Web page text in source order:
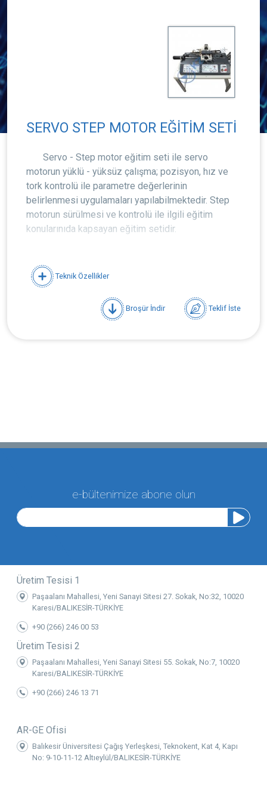
SERVO STEP MOTOR EĞİTİM SETİ
Servo - Step motor eğitim seti ile servo
motorun yüklü - yüksüz çalışma; pozisyon, hız ve
tork kontrolü ile parametre değerlerinin
belirlenmesi uygulamaları yapılabilmektedir. Step
motorun sürülmesi ve kontrolü ile ilgili eğitim
konularınıda kapsayan eğitim setidir.
Teknik Özellikler
Broşür İndir Teklif İste
e-bültenimize abone olun
Üretim Tesisi 1
Paşaalanı Mahallesi, Yeni Sanayi Sitesi 27. Sokak, No:32, 10020
Karesi/BALIKESİR-TÜRKİYE
+90 (266) 246 00 53
Üretim Tesisi 2
Paşaalanı Mahallesi, Yeni Sanayi Sitesi 55. Sokak, No:7, 10020
Karesi/BALIKESİR-TÜRKİYE
+90 (266) 246 13 71
AR-GE Ofisi
Balıkesir Üniversitesi Çağış Yerleşkesi, Teknokent, Kat 4, Kapı
No: 9-10-11-12 Altıeylül/BALIKESİR-TÜRKİYE